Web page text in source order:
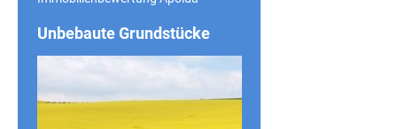
Unbebaute Grundstücke